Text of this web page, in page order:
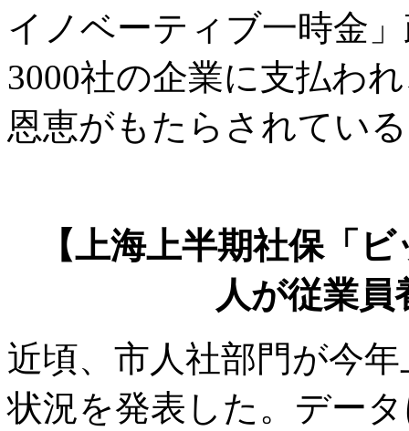
イノベーティブ一時金
3000社の企業に支払わ
恩恵がもたらされてい
【上海上半期社保「
人が従業員
近頃、市人社部門が今
状況を発表した。デー